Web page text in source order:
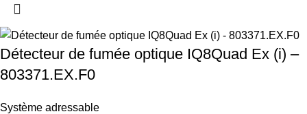
Détecteur de fumée optique IQ8Quad Ex (i) –
803371.EX.F0
Système adressable